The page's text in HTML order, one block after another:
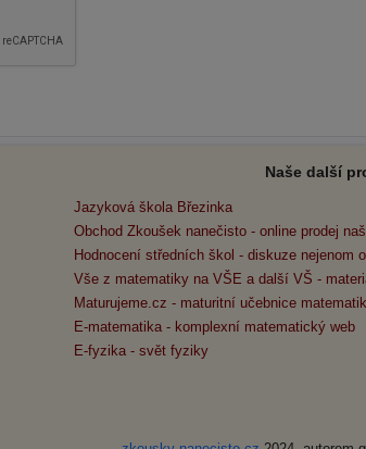
Naše další
Jazyková škola Březinka
Obchod Zkoušek nanečisto - online prodej
Hodnocení středních škol - diskuze nejenom
Vše z matematiky na VŠE a další VŠ -
Maturujeme.cz - maturitní učebnice
E-matematika - komplexní matematický web
E-fyzika - svět fyziky